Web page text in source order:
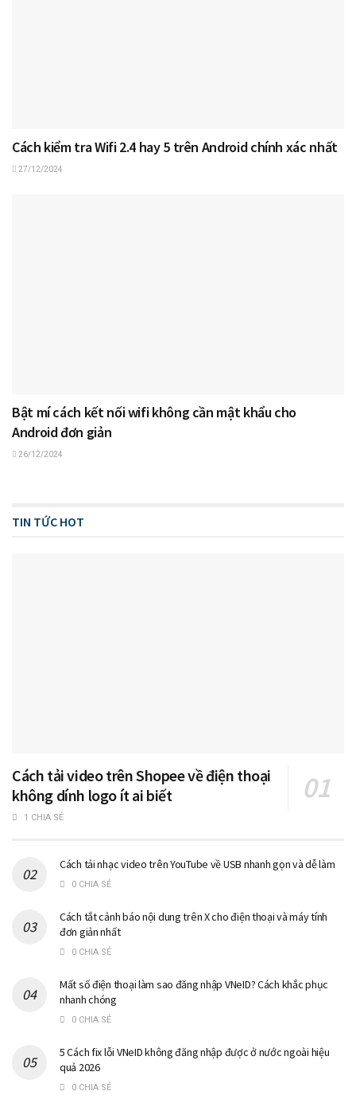
Cách kiểm tra Wifi 2.4 hay 5 trên Android chính xác nhất
27/12/2024
Bật mí cách kết nối wifi không cần mật khẩu cho
Android đơn giản
26/12/2024
TIN TỨC HOT
Cách tải video trên Shopee về điện thoại
không dính logo ít ai biết
1 CHIA SẺ
Cách tải nhạc video trên YouTube về USB nhanh gọn và dễ làm
0 CHIA SẺ
Cách tắt cảnh báo nội dung trên X cho điện thoại và máy tính
đơn giản nhất
0 CHIA SẺ
Mất số điện thoại làm sao đăng nhập VNeID? Cách khắc phục
nhanh chóng
0 CHIA SẺ
5 Cách fix lỗi VNeID không đăng nhập được ở nước ngoài hiệu
quả 2026
0 CHIA SẺ